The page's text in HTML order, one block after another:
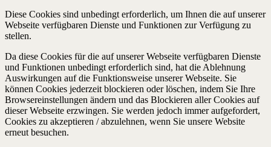
Diese Cookies sind unbedingt erforderlich, um Ihnen die auf unserer
Webseite verfügbaren Dienste und Funktionen zur Verfügung zu
stellen.
Da diese Cookies für die auf unserer Webseite verfügbaren Dienste
und Funktionen unbedingt erforderlich sind, hat die Ablehnung
Auswirkungen auf die Funktionsweise unserer Webseite. Sie
können Cookies jederzeit blockieren oder löschen, indem Sie Ihre
Browsereinstellungen ändern und das Blockieren aller Cookies auf
dieser Webseite erzwingen. Sie werden jedoch immer aufgefordert,
Cookies zu akzeptieren / abzulehnen, wenn Sie unsere Website
erneut besuchen.